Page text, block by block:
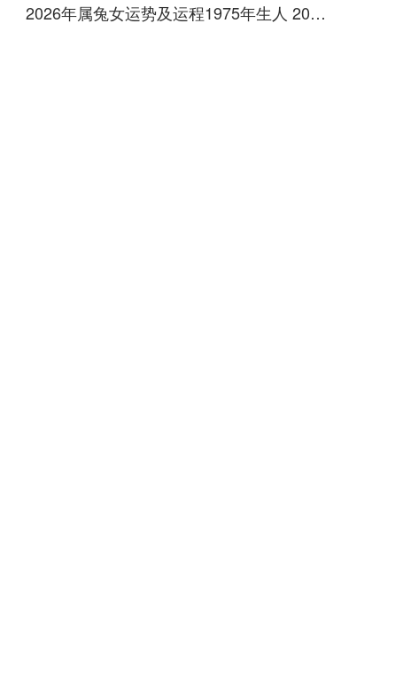
2026年属兔女运势及运程1975年生人 2026年属兔女最佳结婚日子